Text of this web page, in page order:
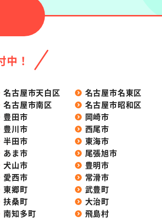
！
名古屋市天白区
名古屋市名東区
名古屋市南区
名古屋市昭和区
豊田市
岡崎市
豊川市
西尾市
半田市
東海市
あま市
尾張旭市
犬山市
豊明市
愛西市
常滑市
東郷町
武豊町
扶桑町
大治町
南知多町
飛島村